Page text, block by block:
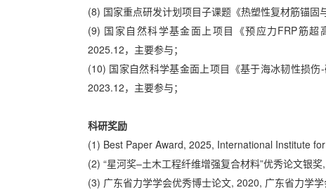
(8) 国家重点研发计划项目子课题《热塑性复材筋锚固
(9) 国家自然科学基金面上项目《预应力FRP筋
2025.12，主要参与；
(10) 国家自然科学基金面上项目《基于海冰韧性损
2023.12，主要参与；
科研奖励
(1) Best Paper Award, 2025, International Institute
(2) “星河奖–土木工程纤维增强复合材料”优秀论文银
(3) 广东省力学学会优秀博士论文, 2020, 广东省力学